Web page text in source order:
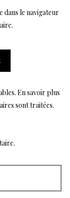
dans le navigateur
En savoir plus
sont traitées.